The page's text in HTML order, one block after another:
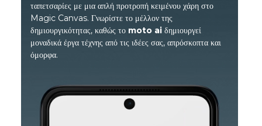
ταπετσαρίες με μια απλή προτροπή κειμένου χάρη στο
Magic Canvas. Γνωρίστε το μέλλον της
δημιουργικότητας, καθώς το moto ai δημιουργεί
μοναδικά έργα τέχνης από τις ιδέες σας, απρόσκοπτα και
όμορφα.